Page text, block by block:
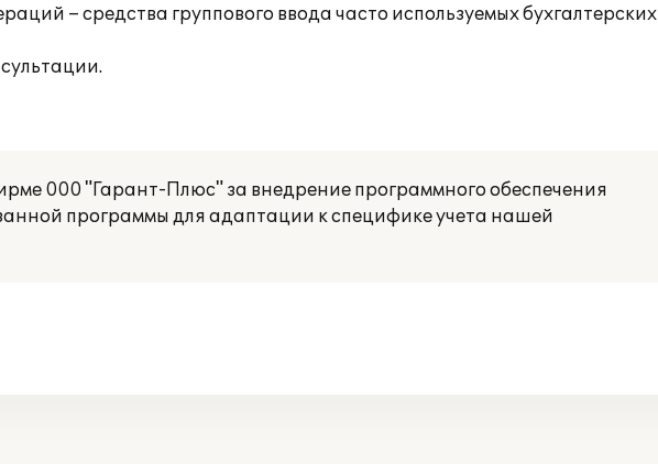
– средства группового ввода часто используемых бухгалтерских
000 "Гарант-Плюс" за внедрение программного обеспечения
программы для адаптации к специфике учета нашей